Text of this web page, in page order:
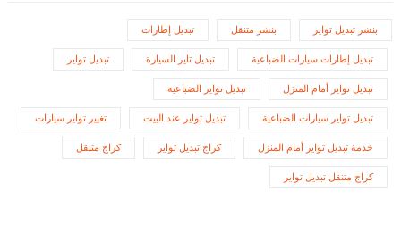
بنشر تبديل تواير بنشر متنقل تبديل إطارات
تبديل إطارات سيارات الضباعية تبديل تاير السيارة تبديل تواير
تبديل تواير أمام المنزل تبديل تواير الضباعية
تبديل تواير سيارات الضباعية تبديل تواير عند البيت تغيير تواير سيارات
خدمة تبديل تواير أمام المنزل كراج تبديل تواير كراج متنقل
كراج متنقل تبديل تواير